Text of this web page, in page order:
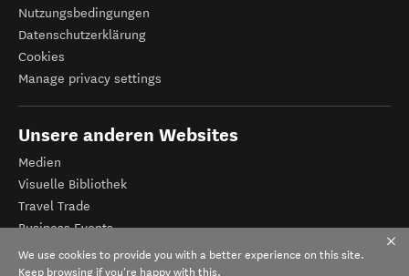
Nutzungsbedingungen
Datenschutzerklärung
Cookies
Manage privacy settings
Unsere anderen Websites
Medien
Visuelle Bibliothek
Travel Trade
Business Events
Tourismus Neuseeland
Veranstalter-Registrierung
We use cookies to provide you with a better experience on this site.
Keep browsing if you're happy with this.